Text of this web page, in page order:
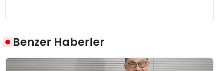
Benzer Haberler